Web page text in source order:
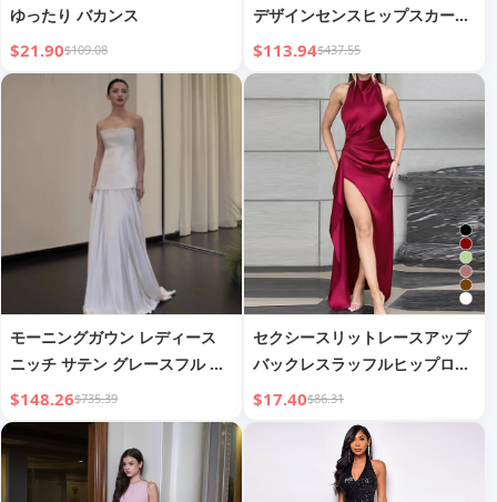
ゆったり バカンス
$21.90$109.08
デザインセンスヒップスカート
パーティイブニングドレス
$113.94$437.55
モーニングガウン レディース
ニッチ サテン グレースフル チ
ューブトップ ホワイト エンゲ
ージメントドレス
$148.26$735.39
セクシースリットレースアップ
バックレスラッフルヒップロン
グドレス
$17.40$86.31